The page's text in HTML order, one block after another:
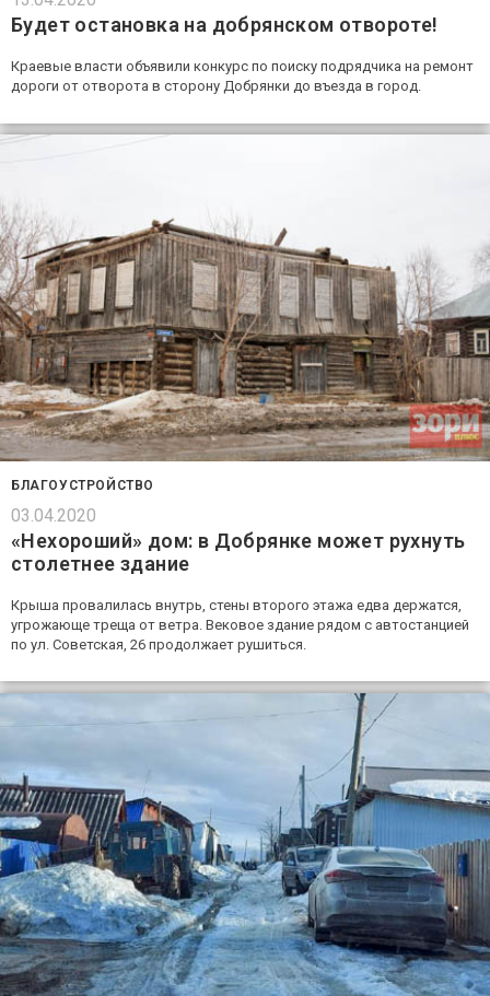
Будет остановка на добрянском отвороте!
Краевые власти объявили конкурс по поиску подрядчика на ремонт
дороги от отворота в сторону Добрянки до въезда в город.
БЛАГОУСТРОЙСТВО
03.04.2020
«Нехороший» дом: в Добрянке может рухнуть
столетнее здание
Крыша провалилась внутрь, стены второго этажа едва держатся,
угрожающе треща от ветра. Вековое здание рядом с автостанцией
по ул. Советская, 26 продолжает рушиться.